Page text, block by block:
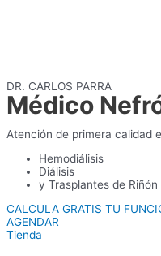
DR. CARLOS PARRA
Médico
Atención de primera calidad
Hemodiálisis
Diálisis
y Trasplantes de Riñón
CALCULA GRATIS TU
AGENDAR
Tienda